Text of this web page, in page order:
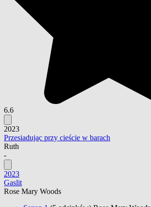
6.6
2023
Przesiadując przy cieście w barach
Ruth
-
2023
Gaslit
Rose Mary Woods